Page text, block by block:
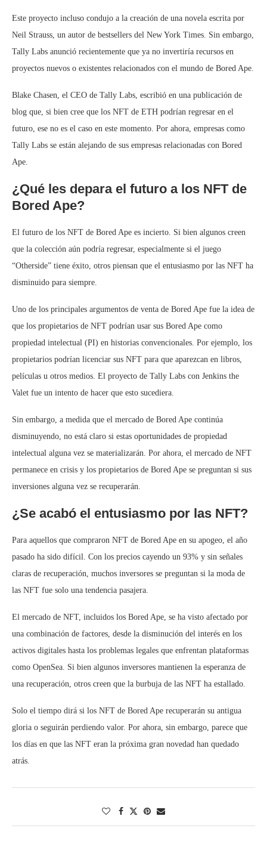
Este proyecto incluso condujo a la creación de una novela escrita por
Neil Strauss, un autor de bestsellers del New York Times. Sin embargo,
Tally Labs anunció recientemente que ya no invertiría recursos en
proyectos nuevos o existentes relacionados con el mundo de Bored Ape.
Blake Chasen, el CEO de Tally Labs, escribió en una publicación de
blog que, si bien cree que los NFT de ETH podrían regresar en el
futuro, ese no es el caso en este momento. Por ahora, empresas como
Tally Labs se están alejando de sus empresas relacionadas con Bored
Ape.
¿Qué les depara el futuro a los NFT de
Bored Ape?
El futuro de los NFT de Bored Ape es incierto. Si bien algunos creen
que la colección aún podría regresar, especialmente si el juego
“Otherside” tiene éxito, otros piensan que el entusiasmo por las NFT ha
disminuido para siempre.
Uno de los principales argumentos de venta de Bored Ape fue la idea de
que los propietarios de NFT podrían usar sus Bored Ape como
propiedad intelectual (PI) en historias convencionales. Por ejemplo, los
propietarios podrían licenciar sus NFT para que aparezcan en libros,
películas u otros medios. El proyecto de Tally Labs con Jenkins the
Valet fue un intento de hacer que esto sucediera.
Sin embargo, a medida que el mercado de Bored Ape continúa
disminuyendo, no está claro si estas oportunidades de propiedad
intelectual alguna vez se materializarán. Por ahora, el mercado de NFT
permanece en crisis y los propietarios de Bored Ape se preguntan si sus
inversiones alguna vez se recuperarán.
¿Se acabó el entusiasmo por las NFT?
Para aquellos que compraron NFT de Bored Ape en su apogeo, el año
pasado ha sido difícil. Con los precios cayendo un 93% y sin señales
claras de recuperación, muchos inversores se preguntan si la moda de
las NFT fue solo una tendencia pasajera.
El mercado de NFT, incluidos los Bored Ape, se ha visto afectado por
una combinación de factores, desde la disminución del interés en los
activos digitales hasta los problemas legales que enfrentan plataformas
como OpenSea. Si bien algunos inversores mantienen la esperanza de
una recuperación, otros creen que la burbuja de las NFT ha estallado.
Solo el tiempo dirá si los NFT de Bored Ape recuperarán su antigua
gloria o seguirán perdiendo valor. Por ahora, sin embargo, parece que
los días en que las NFT eran la próxima gran novedad han quedado
atrás.